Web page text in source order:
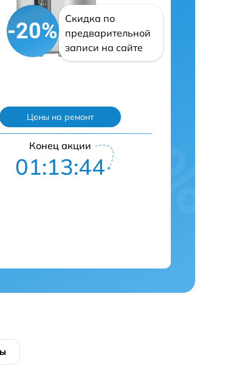
-20%
Скидка по
предварительной
записи на сайте
Цены на ремонт
Конец акции
01:13:43